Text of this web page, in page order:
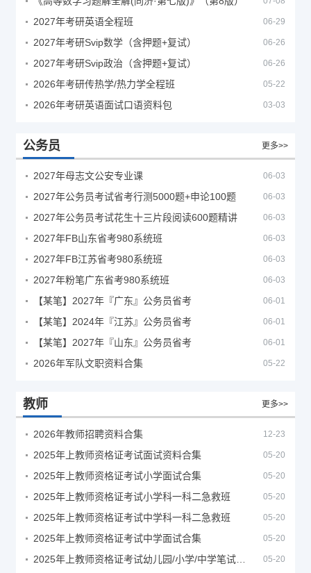
2027年考研英语全程班 06-29
2027年考研Svip数学（含押题+复试） 06-26
2027年考研Svip政治（含押题+复试） 06-26
2026年考研传热学/热力学全程班 05-22
2026年考研英语面试口语资料包 03-03
公务员 更多>>
2027年母志文公安专业课 06-03
2027年公务员考试省考行测5000题+申论100题 06-03
2027年公务员考试花生十三片段阅读600题精讲 06-03
2027年FB山东省考980系统班 06-03
2027年FB江苏省考980系统班 06-03
2027年粉笔广东省考980系统班 06-03
【某笔】2027年『广东』公务员省考 06-01
【某笔】2024年『江苏』公务员省考 06-01
【某笔】2027年『山东』公务员省考 06-01
2026年军队文职资料合集 05-22
教师 更多>>
2026年教师招聘资料合集 12-23
2025年上教师资格证考试面试资料合集 05-20
2025年上教师资格证考试小学面试合集 05-20
2025年上教师资格证考试小学科一科二急救班 05-20
2025年上教师资格证考试中学科一科二急救班 05-20
2025年上教师资格证考试中学面试合集 05-20
05-20